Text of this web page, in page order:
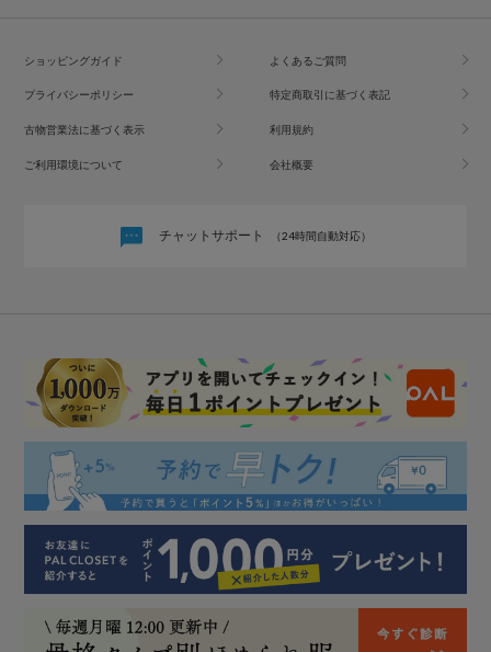
ショッピングガイド よくあるご質問
プライバシーポリシー 特定商取引に基づく表記
古物営業法に基づく表示 利用規約
ご利用環境について 会社概要
チャットサポート （24時間自動対応）